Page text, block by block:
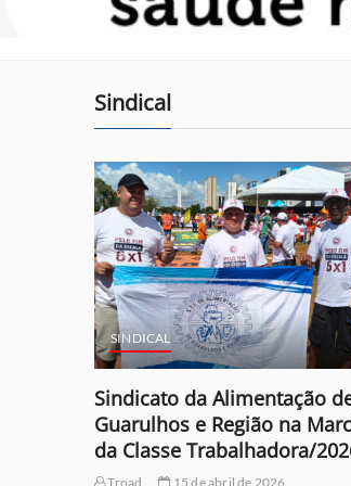
Sindical
DESTAQUE REFORMA TRABALHISTA
SINDICAL
PELO FIM da DA ESCALA 6X1
Troad 19 de março de 2026